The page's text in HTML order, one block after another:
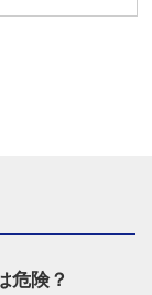
危険？